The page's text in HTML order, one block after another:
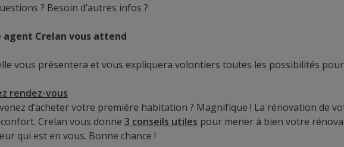
? Besoin d’autres infos ?
agent Crelan vous attend
vous présentera et vous expliquera volontiers toutes les possibilités
rendez-vous
d’acheter votre première habitation ? Magnifique ! La rénovation de
Crelan vous donne 3 conseils utiles pour mener à bien votre
qui est en vous. Bonne chance !